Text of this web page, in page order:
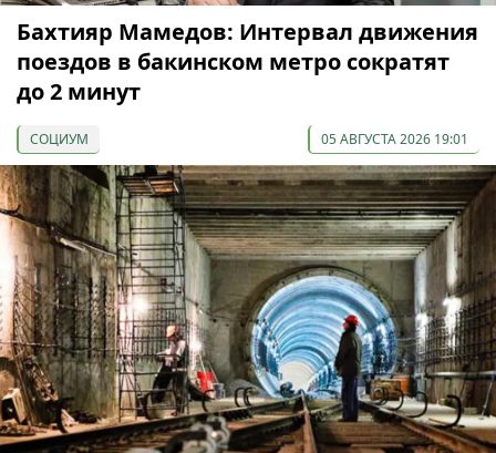
Бахтияр Мамедов: Интервал движения
поездов в бакинском метро сократят
до 2 минут
СОЦИУМ 05 АВГУСТА 2026 19:01